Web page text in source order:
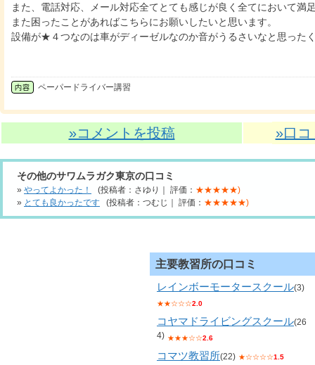
また、電話対応、メール対応全てとても感じが良く全てにおいて満
また困ったことがあればこちらにお願いしたいと思います。
設備が★４つなのは車がディーゼルなのか音がうるさいなと思った
ペーパードライバー講習
»コメントを投稿 »口
その他のサワムラガク東京の口コミ
» やってよかった！ (投稿者：さゆり｜ 評価： ★★★★★)
» とても良かったです (投稿者：つむじ｜ 評価： ★★★★★)
主要教習所の口コミ
レインボーモータースクール(3)
★★☆☆☆2.0
コヤマドライビングスクール(26
4) ★★★☆☆2.6
コマツ教習所(22) ★☆☆☆☆1.5